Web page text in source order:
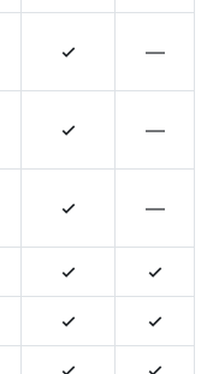
4 —
4 —
4 —
4 4
4 4
4 4